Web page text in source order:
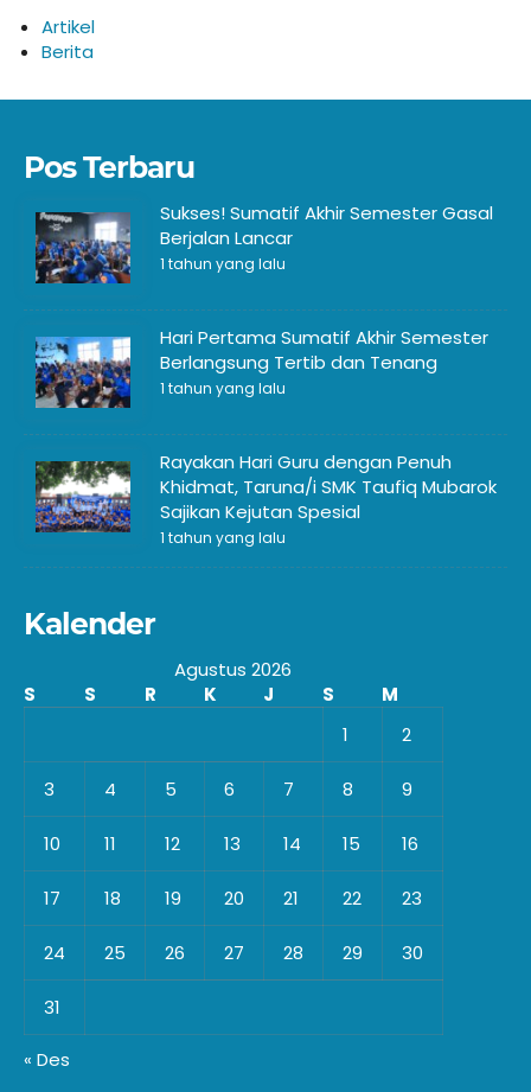
Artikel
Berita
Pos Terbaru
Sukses! Sumatif Akhir Semester Gasal
Berjalan Lancar
1 tahun yang lalu
Hari Pertama Sumatif Akhir Semester
Berlangsung Tertib dan Tenang
1 tahun yang lalu
Rayakan Hari Guru dengan Penuh
Khidmat, Taruna/i SMK Taufiq Mubarok
Sajikan Kejutan Spesial
1 tahun yang lalu
Kalender
Agustus 2026
S
S R K J S
M
1
2
3 4 5 6 7 8 9
10 11 12 13 14 15 16
17 18 19 20 21 22 23
24 25 26 27 28 29 30
31
« Des